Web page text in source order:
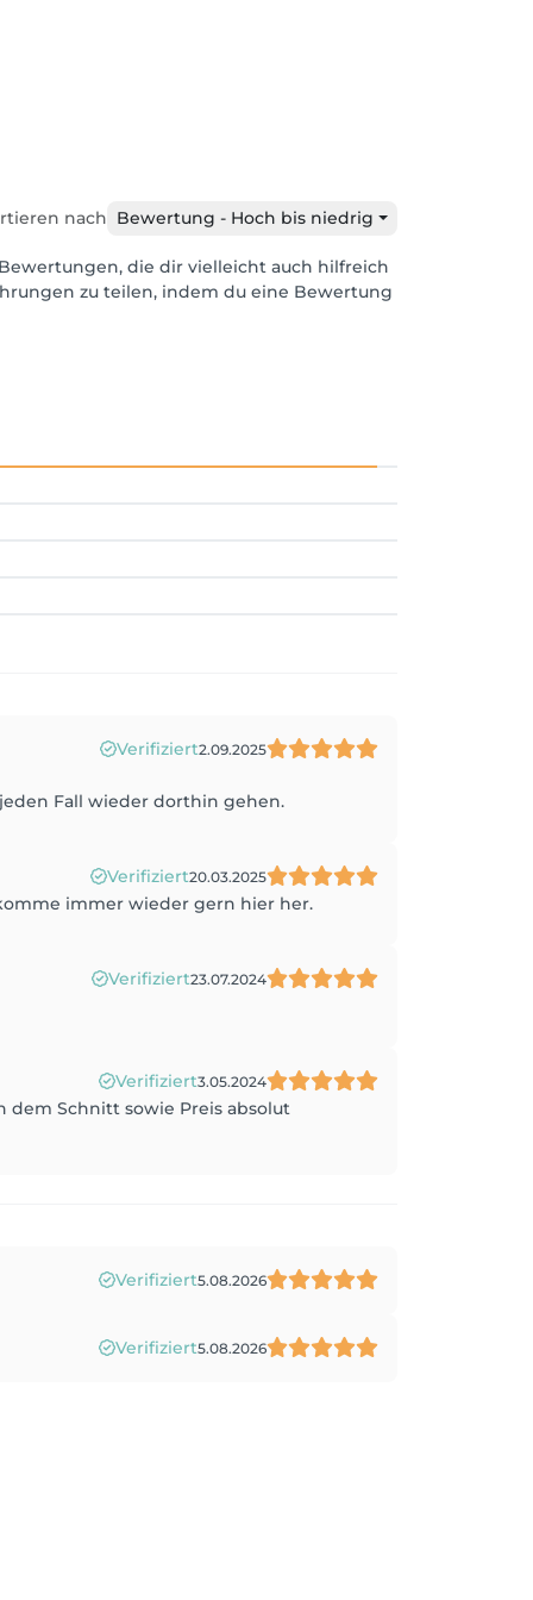
nach Bewertung - Hoch bis niedrig
die dir vielleicht auch hilfreich
zu teilen, indem du eine Bewertung
Verifiziert2.09.2025
Fall wieder dorthin gehen.
Verifiziert20.03.2025
immer wieder gern hier her.
Verifiziert23.07.2024
Verifiziert3.05.2024
dem Schnitt sowie Preis absolut
Verifiziert5.08.2026
Verifiziert5.08.2026